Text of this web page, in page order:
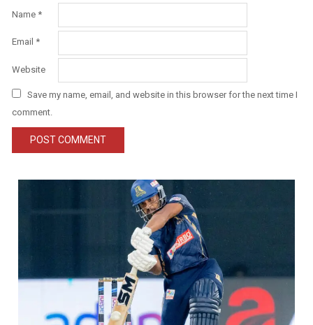
Name *
Email *
Website
Save my name, email, and website in this browser for the next time I
comment.